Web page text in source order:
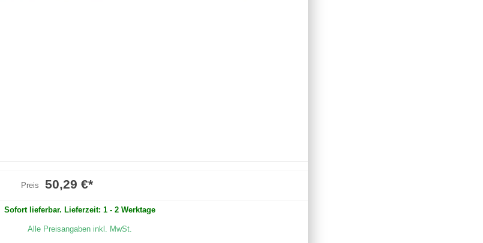
Preis 50,29 €*
Sofort lieferbar. Lieferzeit: 1 - 2 Werktage
Alle Preisangaben inkl. MwSt.